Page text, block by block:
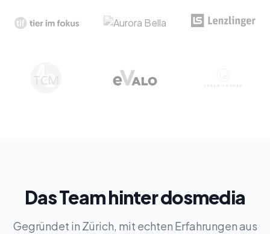
Das Team hinter dosmedia
Gegründet in Zürich, mit echten Erfahrungen aus